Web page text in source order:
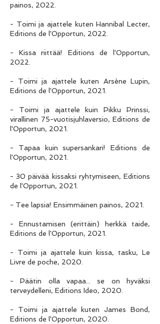
painos, 2022.
- Toimi ja ajattele kuten Hannibal Lecter,
Editions de l'Opportun, 2022.
- Kissa riittää! Editions de l'Opportun,
2022.
- Toimi ja ajattele kuten Arsène Lupin,
Editions de l'Opportun, 2021.
- Toimi ja ajattele kuin Pikku Prinssi,
virallinen 75-vuotisjuhlaversio, Editions de
l'Opportun, 2021.
- Tapaa kuin supersankari! Editions de
l'Opportun, 2021.
- 30 päivää kissaksi ryhtymiseen, Editions
de l'Opportun, 2021.
- Tee lapsia! Ensimmäinen painos, 2021.
- Ennustamisen (erittäin) herkkä taide,
Editions de l'Opportun, 2021.
- Toimi ja ajattele kuin kissa, tasku, Le
Livre de poche, 2020.
- Päätin olla vapaa... se on hyväksi
terveydelleni, Editions Ideo, 2020.
- Toimi ja ajattele kuten James Bond,
Editions de l'Opportun, 2020.